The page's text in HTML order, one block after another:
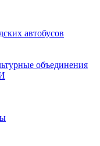
автобусов
объединения